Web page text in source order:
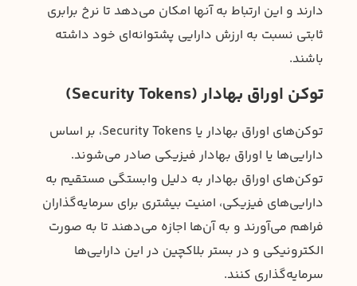
دارند و این ارتباط به آنها امکان می‌دهد تا نرخ برابری
ثابتی نسبت به ارزش دارایی پشتوانه‌ای خود داشته
باشند.
توکن‌ اوراق بهادار (Security Tokens)
توکن‌های اوراق بهادار یا Security Tokens، بر اساس
دارایی‌ها یا اوراق بهادار فیزیکی صادر می‌شوند.
توکن‌های اوراق بهادار به دلیل وابستگی مستقیم به
دارایی‌های فیزیکی، امنیت بیشتری برای سرمایه‌گذاران
فراهم می‌آورند و به آن‌ها اجازه می‌دهند تا به صورت
الکترونیکی و در بستر بلاکچین در این دارایی‌ها
سرمایه‌گذاری کنند.